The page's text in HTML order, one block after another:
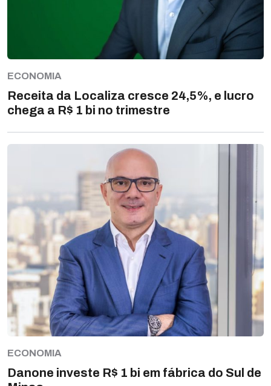
ECONOMIA
Receita da Localiza cresce 24,5%, e lucro
chega a R$ 1 bi no trimestre
ECONOMIA
Danone investe R$ 1 bi em fábrica do Sul de